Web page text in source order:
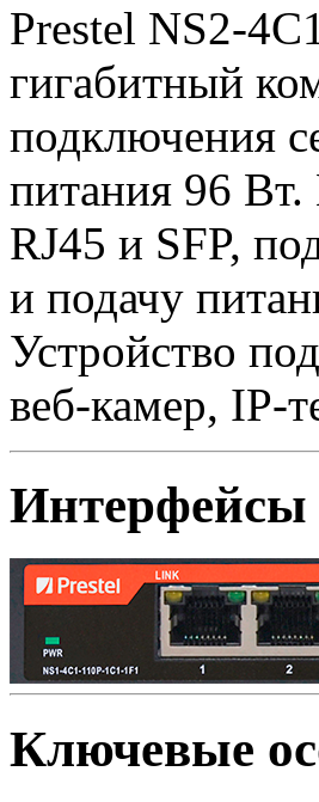
Prestel NS2-
гигабитный
подключения
питания 96
RJ45 и SFP,
и подачу
Устройство
веб-камер, IP-
Интерфейсы
Ключевые